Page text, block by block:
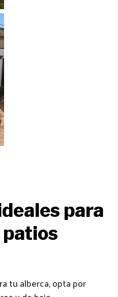
para
patios
tu alberca, opta por